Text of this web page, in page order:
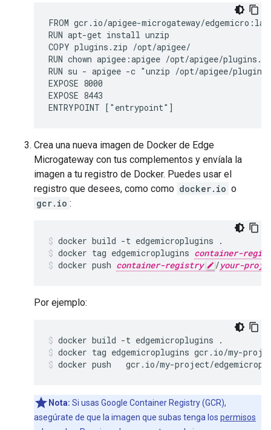
FROM gcr.io/apigee-microgateway/
RUN apt-get install unzip
COPY plugins.zip /opt/apigee/
RUN chown apigee:apigee /opt/apigee/
RUN su - apigee -c "unzip /opt/apigee/
EXPOSE 8000
EXPOSE 8443
Crea una nueva imagen de Docker de Edge
Microgateway con tus complementos y envíala la
imagen a tu registro de Docker. Puedes usar el
registro que desees, como como docker.io o
gcr.io :
docker build -t edgemicroplugins
.
docker tag edgemicroplugins container-
docker push container-registry /your-
Por ejemplo:
docker build -t edgemicroplugins .
docker tag edgemicroplugins gcr.io/my-
docker push   gcr.io/my-project/
Nota: Si usas Google Container Registry (GCR),
asegúrate de que la imagen que subas tenga los permisos